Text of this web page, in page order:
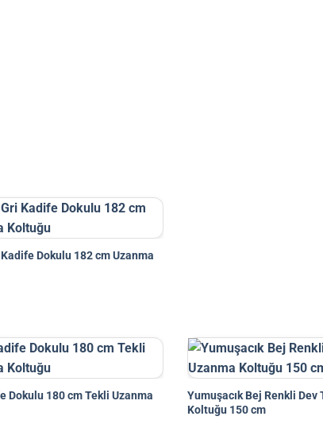
Dokulu 182 cm Uzanma
Dokulu 180 cm Tekli Uzanma
Yumuşacık Bej Renkli Dev
Koltuğu 150 cm